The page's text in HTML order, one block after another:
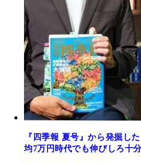
『四季報 夏号』から発掘し
均7万円時代でも伸びしろ十分